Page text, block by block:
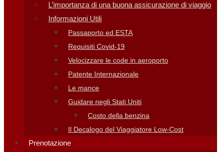
L’importanza di una buona assicurazione di viaggio
Informazioni Utili
Passaporto ed ESTA
Requisiti Covid-19
Velocizzare le code in aeroporto
Patente Internazionale
Le mance
Guidare negli Stati Uniti
Costo della benzina
Il Decalogo del Viaggiatore Low-Cost
Prenotazione